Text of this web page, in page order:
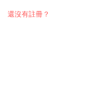
還沒有註冊？